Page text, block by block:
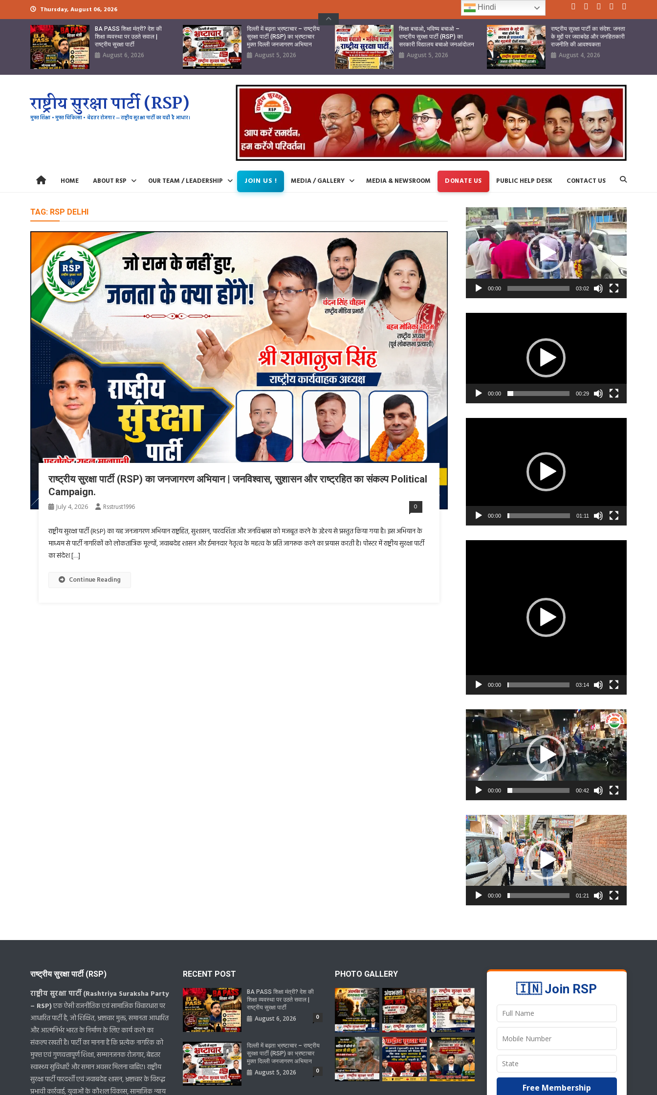
to
Thursday, August 06, 2026
BA PASS शिक्षा मंत्री? देश की
शिक्षा व्यवस्था पर उठते सवाल |
राष्ट्रीय सुरक्षा पार्टी
August 6, 2026
दिल्ली में बढ़ता भ्रष्टाचार – राष्ट्रीय
सुरक्षा पार्टी (RSP) का भ्रष्टाचार
मुक्त दिल्ली जनजागरण अभियान
August 5, 2026
शिक्षा बचाओ, भविष्य बचाओ –
राष्ट्रीय सुरक्षा पार्टी (RSP) का
सरकारी विद्यालय बचाओ जनआंदोलन
August 5, 2026
राष्ट्रीय सुरक्षा पार्टी का संदेश: जनता
के मुद्दों पर जवाबदेह और जनहितकारी
राजनीति की आवश्यकता
August 4, 2026
राष्ट्रीय सुरक्षा पार्टी (RSP)
मुफ्त शिक्षा • मुफ्त चिकित्सा • बेहतर रोजगार — राष्ट्रीय सुरक्षा पार्टी का यही है आधार।
HOME ABOUT RSP OUR TEAM / LEADERSHIP JOIN US ! MEDIA / GALLERY MEDIA & NEWSROOM DONATE US PUBLIC HELP DESK CONTACT US
TAG: RSP DELHI
राष्ट्रीय सुरक्षा पार्टी (RSP) का जनजागरण अभियान | जनविश्वास, सुशासन और राष्ट्रहित का संकल्प Political
Campaign.
July 4, 2026 Rsstrust1996 0
राष्ट्रीय सुरक्षा पार्टी (RSP) का यह जनजागरण अभियान राष्ट्रहित, सुशासन, पारदर्शिता और जनविश्वास को मजबूत करने के उद्देश्य से प्रस्तुत किया गया है। इस अभियान के
माध्यम से पार्टी नागरिकों को लोकतांत्रिक मूल्यों, जवाबदेह शासन और ईमानदार नेतृत्व के महत्व के प्रति जागरूक करने का प्रयास करती है। पोस्टर में राष्ट्रीय सुरक्षा पार्टी
का संदेश […]
Continue Reading
Video
Player
00:00 03:02
00:00 00:29
00:00 01:11
00:00 03:14
Video
Player
00:00 00:42
Video
Player
00:00 01:21
राष्ट्रीय सुरक्षा पार्टी (RSP)
राष्ट्रीय सुरक्षा पार्टी (Rashtriya Suraksha Party
– RSP)एक ऐसी राजनीतिक एवं सामाजिक विचारधारा पर
आधारित पार्टी है, जो शिक्षित, भ्रष्टाचार मुक्त, समानता आधारित
और आत्मनिर्भर भारत के निर्माण के लिए कार्य करने का
संकल्प रखती है। पार्टी का मानना है कि प्रत्येक नागरिक को
मुफ्त एवं गुणवत्तापूर्ण शिक्षा, सम्मानजनक रोजगार, बेहतर
स्वास्थ्य सुविधाएँ और समान अवसर मिलना चाहिए। राष्ट्रीय
सुरक्षा पार्टी पारदर्शी एवं जवाबदेह शासन, भ्रष्टाचार के विरुद्ध
प्रभावी कार्रवाई, युवाओं के कौशल विकास, सामाजिक न्याय
RECENT POST
BA PASS शिक्षा मंत्री? देश की
शिक्षा व्यवस्था पर उठते सवाल |
राष्ट्रीय सुरक्षा पार्टी
August 6, 2026 0
दिल्ली में बढ़ता भ्रष्टाचार – राष्ट्रीय
सुरक्षा पार्टी (RSP) का भ्रष्टाचार
मुक्त दिल्ली जनजागरण अभियान
August 5, 2026 0
PHOTO GALLERY
🇮🇳 Join RSP
Free Membership
Hindi